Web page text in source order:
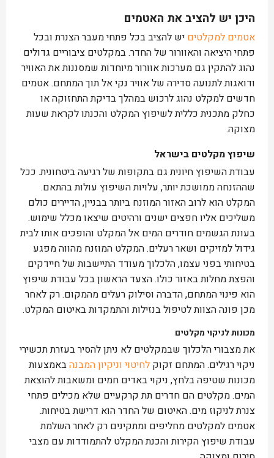
היכן יש להציב את האטמים
אטמים למקלטים יש להציב בכל פתחי מעבר הצנרת ובכל
פתחי היציאה והאוורור של החדר. במקלטים ציבוריים גדולים
נהוג להתקין גם מערכות אוורור מיוחדות שמסננות את האוויר
ודואגות לתנועה סדירה של אוויר נקי אל תוך המתחם. אטמים
חדשים למקלט נהוג לרכוש במהלך בדיקת התחזוקה או
כחלק מתכנית כללית לשיפוץ המקלט והכנתו לקראת שעות
מצוקה.
שיפוץ מקלטים בישראל
עבודת השיפוץ חיונית גם בתקופות של רגיעה ביטחונית. ככל
שההזנחה ממושכת יותר, עלויות השיפוץ עולות בהתאם.
המקלט הוא לרוב האזור המוזנח ביותר בבניין, הדיירים כולם
משליכים אליו חפצים ישנים ורהיטים שיצאו מכלל שימוש.
בעונת הגשמים חודרים המים אל המקלט והופכים אותו לבית
גידול למזיקים ושאר רעלים. המקלט המוזנח מהווה מפגע
בטיחותי בפני עצמו, הלכלוך מעודד התיישבות של חיידקים
והפצת מחלות באזור כולו. הצעד הראשון בכל עבודת שיפוץ
הוא פינוי המתחם, הדברה וסילוק רעלים מהמקום. רק לאחר
מכן פונה הצוות לטיפול בנזילות והתמקדות באיטום המקלט.
מכונות לניקוי מקלטים
את מצבורי הלכלוך שבמקלטים לא ניתן להסיר בעזרת תכשירי
ניקוי רגילים. המתחם זקוקלחיטוי וניקיון המבנהבאמצעות
מכונות שטיפה בלחץ, ניקוי באדים חמים ומשאבות להוצאת
המים. מקלטים הם חדרים תת קרקעיים שלא מכילים פתחי
צנרת לניקוז מים. האיטום של החדר הוא דרישת בטיחות.
אטמים למקלטים מחליפים ומתקינים רק לאחר השלמת
עבודת שיפוץ הקירות והכנת המקלט להתמודדות עם מצבי